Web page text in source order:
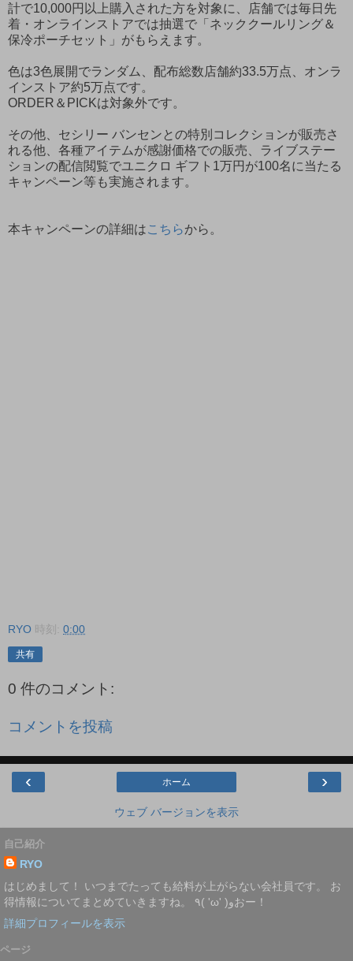
計で10,000円以上購入された方を対象に、店舗では毎日先
着・オンラインストアでは抽選で「ネッククールリング＆
保冷ポーチセット」がもらえます。
色は3色展開でランダム、配布総数店舗約33.5万点、オンラ
インストア約5万点です。
ORDER＆PICKは対象外です。
その他、セシリー バンセンとの特別コレクションが販売さ
れる他、各種アイテムが感謝価格での販売、ライブステー
ションの配信閲覧でユニクロ ギフト1万円が100名に当たる
キャンペーン等も実施されます。
本キャンペーンの詳細はこちらから。
RYO 時刻: 0:00
共有
0 件のコメント:
コメントを投稿
‹ ›
ホーム
ウェブ バージョンを表示
自己紹介
RYO
はじめまして！ いつまでたっても給料が上がらない会社員です。 お
得情報についてまとめていきますね。 ٩( 'ω' )وおー！
詳細プロフィールを表示
ページ